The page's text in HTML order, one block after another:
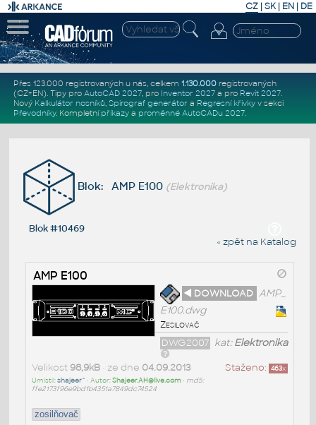
CZ | SK| EN | DE
Přes 123.000 registrovaných u nás, celkem 1.130.000registrovaných
(CZ+EN). Tipy pro AutoCAD 2027, pro Inventor 2027a pro Revit 2027.
Nový Kalkulátor nosníků, Spirograf generátor a Regresní křivkyv sekci
Převodníky. Kompletní příkazya proměnné AutoCADu 2027.
Blok: AMP E100 (Elektronika)
Blok #10469
« zpět na Katalog
AMP E100
◄ DOWNLOAD AMP_
E100.dwg
Zesilovač
kat:Elektronika
DWG2007
Staženo: 463x
Velikost 98,9kB• ze dne 04.09.2013
Umístil:shajeer^ • Autor:Shajeer.AH@live.com• md5:
ffe2173f96e9bd1b4351a7849dc74524
zosilňovač